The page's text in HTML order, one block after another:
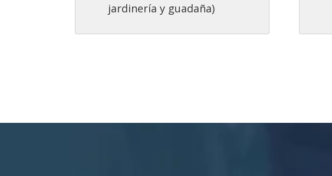
jardinería y guadaña)